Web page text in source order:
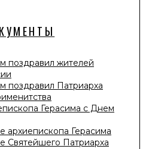
поздравил жителей
поздравил Патриарха
Герасима с Днем
архиепископа Герасима
Святейшего Патриарха